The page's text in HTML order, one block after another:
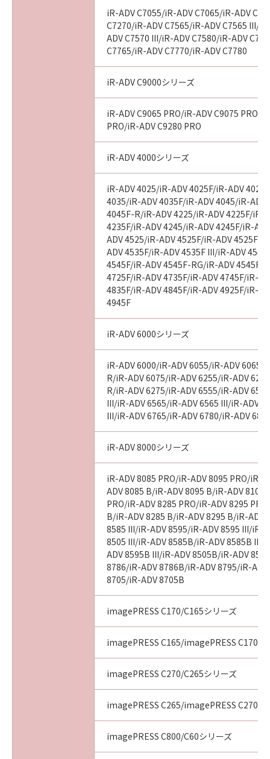
iR-ADV C7055/iR-ADV C7065/iR-ADV
C7270/iR-ADV C7565/iR-ADV C7565 III/
ADV C7570 III/iR-ADV C7580/iR-ADV
C7765/iR-ADV C7770/iR-ADV C7780
iR-ADV C9000シリーズ
iR-ADV C9065 PRO/iR-ADV C9075 PRO/
PRO/iR-ADV C9280 PRO
iR-ADV 4000シリーズ
iR-ADV 4025/iR-ADV 4025F/iR-ADV
4035/iR-ADV 4035F/iR-ADV 4045/iR-ADV
4045F-R/iR-ADV 4225/iR-ADV 4225F/iR-
4235F/iR-ADV 4245/iR-ADV 4245F/iR-
ADV 4525/iR-ADV 4525F/iR-ADV 4525F
ADV 4535F/iR-ADV 4535F III/iR-ADV
4545F/iR-ADV 4545F-RG/iR-ADV 4545F
4725F/iR-ADV 4735F/iR-ADV 4745F/iR-
4835F/iR-ADV 4845F/iR-ADV 4925F/iR-
4945F
iR-ADV 6000シリーズ
iR-ADV 6000/iR-ADV 6055/iR-ADV 6065/
R/iR-ADV 6075/iR-ADV 6255/iR-ADV
R/iR-ADV 6275/iR-ADV 6555/iR-ADV
III/iR-ADV 6565/iR-ADV 6565 III/iR-ADV
III/iR-ADV 6765/iR-ADV 6780/iR-ADV
iR-ADV 8000シリーズ
iR-ADV 8085 PRO/iR-ADV 8095 PRO/iR-
ADV 8085 B/iR-ADV 8095 B/iR-ADV 8105
PRO/iR-ADV 8285 PRO/iR-ADV 8295
B/iR-ADV 8285 B/iR-ADV 8295 B/iR-ADV
8585 III/iR-ADV 8595/iR-ADV 8595 III/iR-
8505 III/iR-ADV 8585B/iR-ADV 8585B III/
ADV 8595B III/iR-ADV 8505B/iR-ADV
8786/iR-ADV 8786B/iR-ADV 8795/iR-
8705/iR-ADV 8705B
imagePRESS C170/C165シリーズ
imagePRESS C165/imagePRESS C170
imagePRESS C270/C265シリーズ
imagePRESS C265/imagePRESS C270
imagePRESS C800/C60シリーズ